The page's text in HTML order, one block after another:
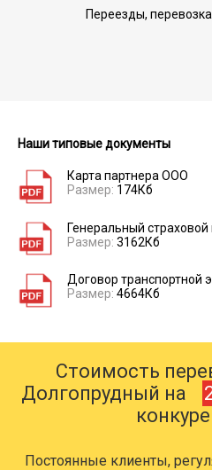
Переезды,
Наши типовые документы
Карта партнера ООО
Размер: 174Кб
Генеральный страховой
Размер: 3162Кб
Договор транспортной
Размер: 4664Кб
Стоимость
Долгопрудный на
Постоянные клиенты,